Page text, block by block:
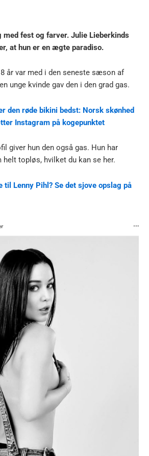
med fest og farver. Julie Lieberkinds
at hun er en ægte paradiso.
år var med i den seneste sæson af
unge kvinde gav den i den grad gas.
den røde bikini bedst: Norsk skønhed
Instagram på kogepunktet
giver hun den også gas. Hun har
topløs, hvilket du kan se her.
Lenny Pihl? Se det sjove opslag på